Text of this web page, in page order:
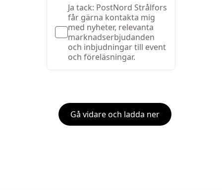
Ja tack: PostNord Strålfors
får gärna kontakta mig
med nyheter, relevanta
marknadserbjudanden
och inbjudningar till event
och föreläsningar.
Gå vidare och ladda ner